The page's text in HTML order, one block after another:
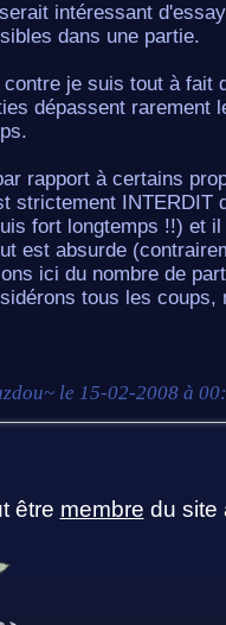
intéressant
dans une partie.
contre je suis tout à fait
dépassent rarement
rapport à certains
strictement INTERDIT
fort longtemps !!) et
est absurde
ici du nombre de
tous les coups,
~ le 15-02-2008 à
être membre du site